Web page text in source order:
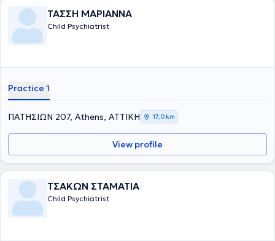
ΤΑΣΣΗ ΜΑΡΙΑΝΝΑ
Child Psychiatrist
Practice 1
ΠΑΤΗΣΙΩΝ 207, Athens, ΑΤΤΙΚΗ 17,0 km
View profile
ΤΣΑΚΩΝ ΣΤΑΜΑΤΙΑ
Child Psychiatrist